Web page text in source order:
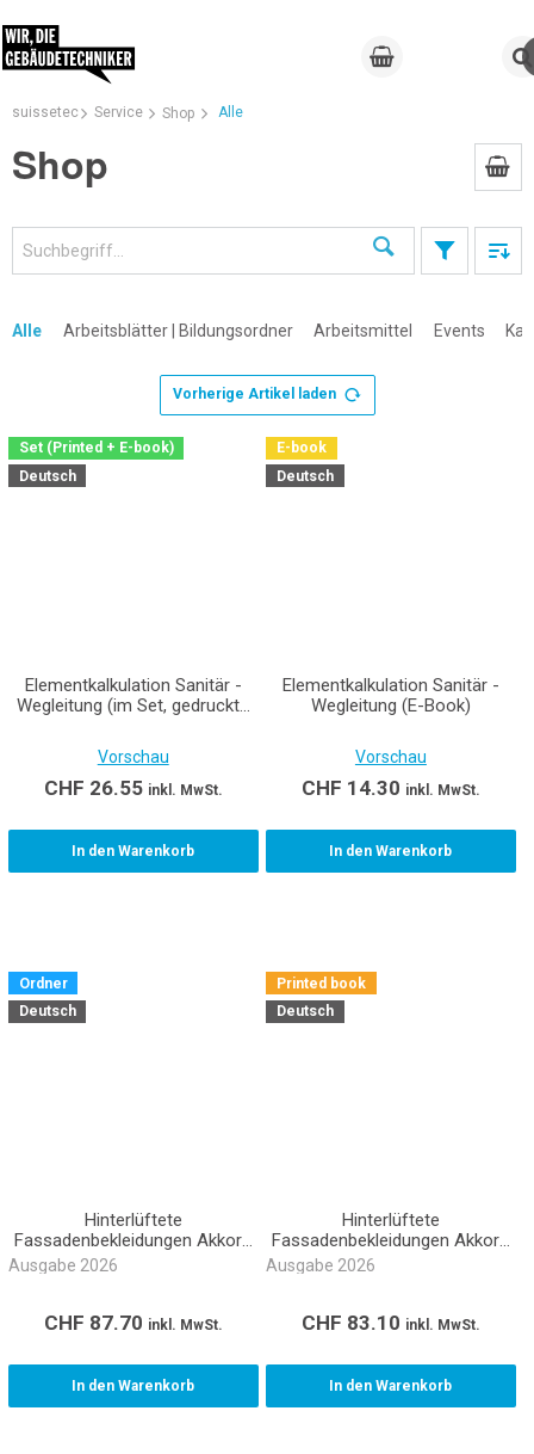
suissetec Service Shop Alle
Shop
Suchen
Alle Arbeitsblätter | Bildungsordner Arbeitsmittel Events
Vorherige Artikel laden
Set (Printed + E-book)
Deutsch
Elementkalkulation Sanitär -
Wegleitung (im Set, gedruckte
Vorschau
CHF 26.55 inkl. MwSt.
In den Warenkorb
E-book
Deutsch
Elementkalkulation Sanitär -
Wegleitung (E-Book)
Vorschau
CHF 14.30 inkl. MwSt.
In den Warenkorb
Ordner
Deutsch
Hinterlüftete
Fassadenbekleidungen Akkord
NPK 343 (Ordner)
Ausgabe 2026
CHF 87.70 inkl. MwSt.
In den Warenkorb
Printed book
Deutsch
Hinterlüftete
Fassadenbekleidungen Akkord
NPK 343 (Buch gebunden)
Ausgabe 2026
CHF 83.10 inkl. MwSt.
In den Warenkorb